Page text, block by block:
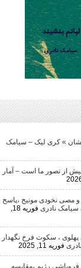
لیک – سیامک
ما است – آمار
مونیخ ،پاسخ
فوریه 18,
سکوت فرخ نگهدار
2025
رژیم ،مقایسه